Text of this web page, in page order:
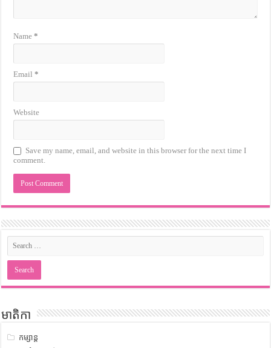
Name*
Email*
Website
Save my name, email, and website in this browser for the next time I
comment.
មាតិកា
កម្សាន្ត